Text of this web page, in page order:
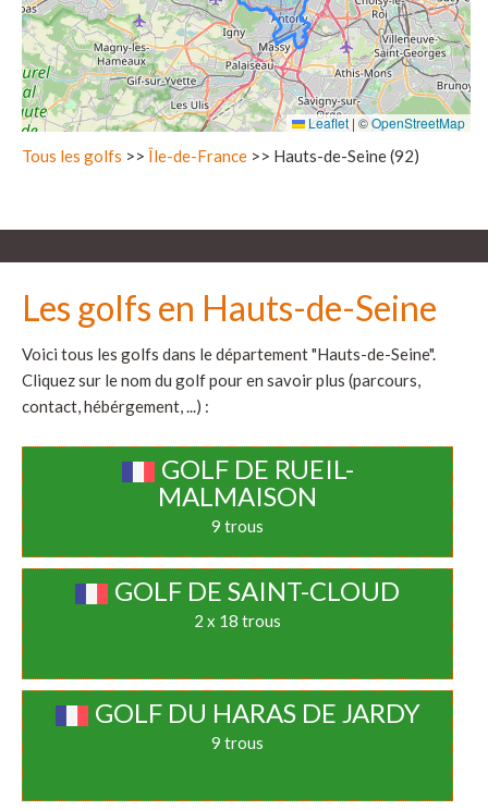
Leaflet |©OpenStreetMap
Tous les golfs >> Île-de-France >> Hauts-de-Seine (92)
Les golfs en Hauts-de-Seine
Voici tous les golfs dans le département "Hauts-de-Seine".
Cliquez sur le nom du golf pour en savoir plus (parcours,
contact, hébérgement, ...) :
GOLF DE RUEIL-
MALMAISON
9 trous
GOLF DE SAINT-CLOUD
2 x 18 trous
GOLF DU HARAS DE JARDY
9 trous